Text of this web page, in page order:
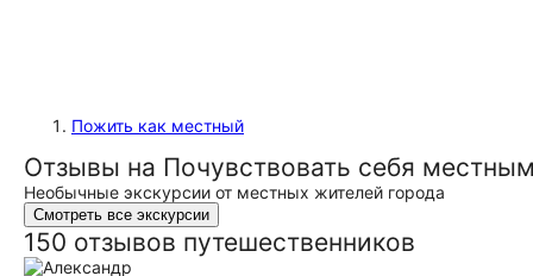
Пожить как местный
Отзывы на Почувствовать себя
Необычные экскурсии от местных жителей города
Смотреть все экскурсии
150 отзывов путешественников